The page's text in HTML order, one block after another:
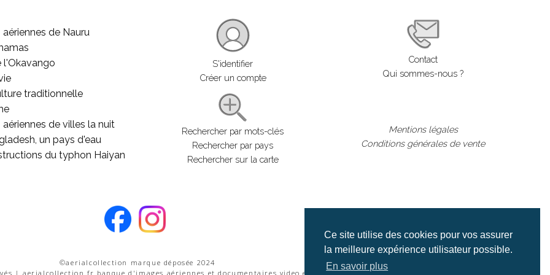
Ce site utilise des cookies pour vos assurer
la meilleure expérience utilisateur possible.
En savoir plus
de Nauru
l'Okavango
traditionnelle
de villes la nuit
un pays d'eau
du typhon Haiyan
S'identifier
Créer un compte
Rechercher par mots-clés
Rechercher par pays
Rechercher sur la carte
Contact
Qui sommes-nous ?
Mentions légales
Conditions générales de vente
©aerialcollection marque déposée 2024
| aerialcollection.fr banque d'images aériennes et documentaires video et cinéma |